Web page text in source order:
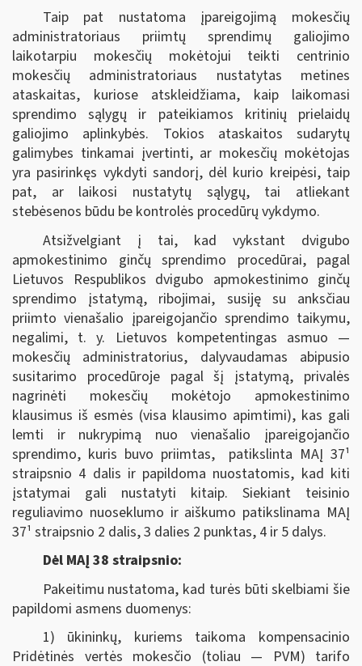
Taip pat nustatoma įpareigojimą mokesčių
administratoriaus priimtų sprendimų galiojimo
laikotarpiu mokesčių mokėtojui teikti centrinio
mokesčių administratoriaus nustatytas metines
ataskaitas, kuriose atskleidžiama, kaip laikomasi
sprendimo sąlygų ir pateikiamos kritinių prielaidų
galiojimo aplinkybės. Tokios ataskaitos sudarytų
galimybes tinkamai įvertinti, ar mokesčių mokėtojas
yra pasirinkęs vykdyti sandorį, dėl kurio kreipėsi, taip
pat, ar laikosi nustatytų sąlygų, tai atliekant
stebėsenos būdu be kontrolės procedūrų vykdymo.
Atsižvelgiant į tai, kad vykstant dvigubo
apmokestinimo ginčų sprendimo procedūrai, pagal
Lietuvos Respublikos dvigubo apmokestinimo ginčų
sprendimo įstatymą, ribojimai, susiję su anksčiau
priimto vienašalio įpareigojančio sprendimo taikymu,
negalimi, t. y. Lietuvos kompetentingas asmuo —
mokesčių administratorius, dalyvaudamas abipusio
susitarimo procedūroje pagal šį įstatymą, privalės
nagrinėti mokesčių mokėtojo apmokestinimo
klausimus iš esmės (visa klausimo apimtimi), kas gali
lemti ir nukrypimą nuo vienašalio įpareigojančio
sprendimo, kuris buvo priimtas, patikslinta MAĮ 37¹
straipsnio 4 dalis ir papildoma nuostatomis, kad kiti
įstatymai gali nustatyti kitaip. Siekiant teisinio
reguliavimo nuoseklumo ir aiškumo patikslinama MAĮ
37¹ straipsnio 2 dalis, 3 dalies 2 punktas, 4 ir 5 dalys.
Dėl MAĮ 38 straipsnio:
Pakeitimu nustatoma, kad turės būti skelbiami šie
papildomi asmens duomenys:
1) ūkininkų, kuriems taikoma kompensacinio
Pridėtinės vertės mokesčio (toliau — PVM) tarifo